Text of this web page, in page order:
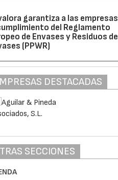
garantiza a las empresas
del Reglamento
de Envases y Residuos de
(PPWR)
DESTACADAS
SECCIONES